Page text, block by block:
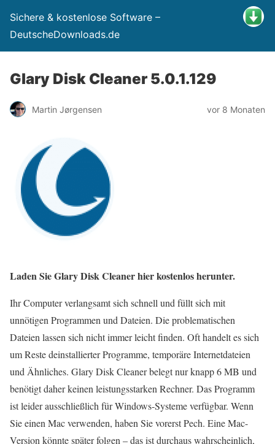
Sichere & kostenlose Software –
DeutscheDownloads.de
Glary Disk Cleaner 5.0.1.129
Martin Jørgensen vor 8 Monaten
Laden Sie Glary Disk Cleaner hier kostenlos herunter.
Ihr Computer verlangsamt sich schnell und füllt sich mit
unnötigen Programmen und Dateien. Die problematischen
Dateien lassen sich nicht immer leicht finden. Oft handelt es sich
um Reste deinstallierter Programme, temporäre Internetdateien
und Ähnliches. Glary Disk Cleaner belegt nur knapp 6 MB und
benötigt daher keinen leistungsstarken Rechner. Das Programm
ist leider ausschließlich für Windows-Systeme verfügbar. Wenn
Sie einen Mac verwenden, haben Sie vorerst Pech. Eine Mac-
Version könnte später folgen – das ist durchaus wahrscheinlich,